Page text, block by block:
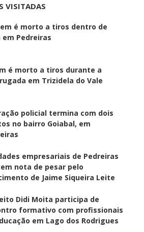
VISITADAS
é morto a tiros dentro de
em Pedreiras
é morto a tiros durante a
em Trizidela do Vale
policial termina com dois
no bairro Goiabal, em
empresariais de Pedreiras
nota de pesar pelo
de Jaime Siqueira Leite
Didi Moita participa de
formativo com profissionais
em Lago dos Rodrigues